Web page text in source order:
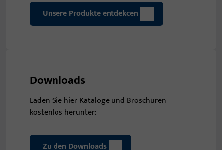
Unsere Produkte entdekcen
Downloads
Laden Sie hier Kataloge und Broschüren
kostenlos herunter:
Zu den Downloads